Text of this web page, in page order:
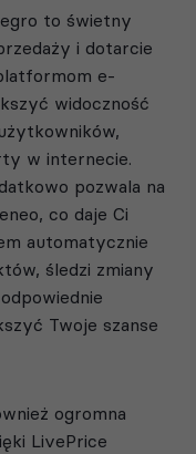
to świetny
i dotarcie
e-
widoczność
w internecie.
pozwala na
co daje Ci
automatycznie
śledzi zmiany
Twoje szanse
ogromna
LivePrice